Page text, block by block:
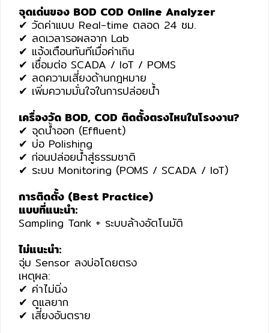
จุดเด่นของ BOD COD Online Analyzer
✔ วัดค่าแบบ Real-time ตลอด 24 ชม.
✔ ลดเวลารอผลจาก Lab
✔ แจ้งเตือนทันทีเมื่อค่าเกิน
✔ เชื่อมต่อ SCADA / IoT / POMS
✔ ลดความเสี่ยงด้านกฎหมาย
✔ เพิ่มความมั่นใจในการปล่อยน้ำ
เครื่องวัด BOD, COD ติดตั้งตรงไหนในโรงงาน?
✔ จุดน้ำออก (Effluent)
✔ บ่อ Polishing
✔ ก่อนปล่อยน้ำสู่ธรรมชาติ
✔ ระบบ Monitoring (POMS / SCADA / IoT)
การติดตั้ง (Best Practice)
แบบที่แนะนำ:
Sampling Tank + ระบบล้างอัตโนมัติ
ไม่แนะนำ:
จุ่ม Sensor ลงบ่อโดยตรง
เหตุผล:
✔ ค่าไม่นิ่ง
✔ ดูแลยาก
✔ เสี่ยงอันตราย